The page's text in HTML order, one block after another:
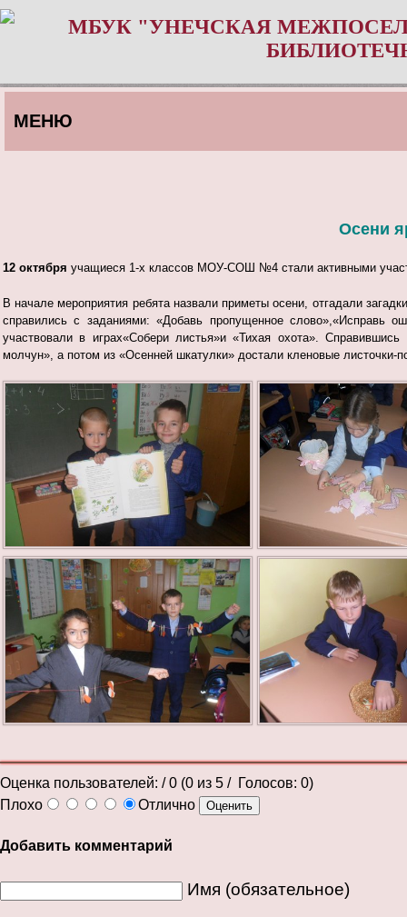
МБУК "УНЕЧСКАЯ
МЕНЮ
Осени
12 октября учащиеся 1-х классов МОУ-СОШ №4 стали активными
В начале мероприятия ребята назвали приметы осени, отгадали
справились с заданиями: «Добавь пропущенное слово»,«Исправь
участвовали в играх«Собери листья»и «Тихая охота».
молчун», а потом из «Осенней шкатулки» достали кленовые листочки-
Оценка пользователей: / 0 (0 из 5 / Голосов: 0)
Плохо
Отлично
Добавить комментарий
Имя (обязательное)